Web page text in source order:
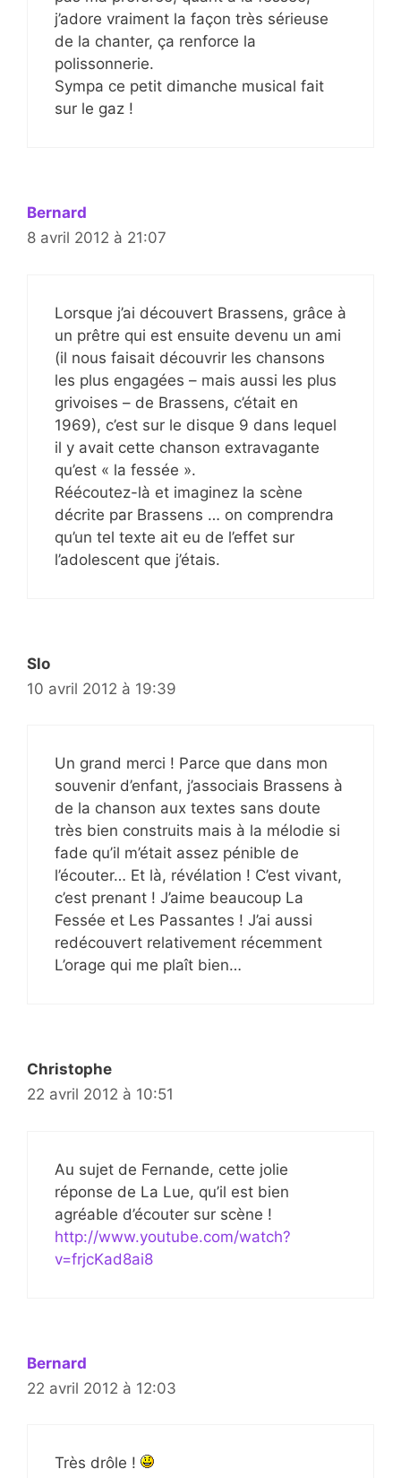
j’adore vraiment la façon très sérieuse
de la chanter, ça renforce la
polissonnerie.
Sympa ce petit dimanche musical fait
sur le gaz !
Bernard
8 avril 2012 à 21:07
Lorsque j’ai découvert Brassens, grâce à
un prêtre qui est ensuite devenu un ami
(il nous faisait découvrir les chansons
les plus engagées – mais aussi les plus
grivoises – de Brassens, c’était en
1969), c’est sur le disque 9 dans lequel
il y avait cette chanson extravagante
qu’est « la fessée ».
Réécoutez-là et imaginez la scène
décrite par Brassens … on comprendra
qu’un tel texte ait eu de l’effet sur
l’adolescent que j’étais.
Slo
10 avril 2012 à 19:39
Un grand merci ! Parce que dans mon
souvenir d’enfant, j’associais Brassens à
de la chanson aux textes sans doute
très bien construits mais à la mélodie si
fade qu’il m’était assez pénible de
l’écouter… Et là, révélation ! C’est vivant,
c’est prenant ! J’aime beaucoup La
Fessée et Les Passantes ! J’ai aussi
redécouvert relativement récemment
L’orage qui me plaît bien…
Christophe
22 avril 2012 à 10:51
Au sujet de Fernande, cette jolie
réponse de La Lue, qu’il est bien
agréable d’écouter sur scène !
http://www.youtube.com/watch?
v=frjcKad8ai8
Bernard
22 avril 2012 à 12:03
Très drôle !